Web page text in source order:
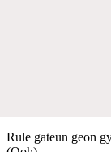
Rule gateun geon